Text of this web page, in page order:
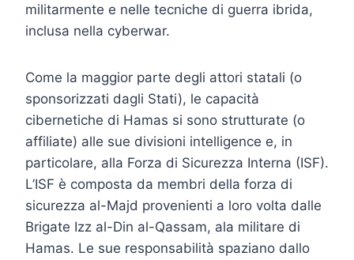
militarmente e nelle tecniche di guerra ibrida,
inclusa nella cyberwar.
Come la maggior parte degli attori statali (o
sponsorizzati dagli Stati), le capacità
cibernetiche di Hamas si sono strutturate (o
affiliate) alle sue divisioni intelligence e, in
particolare, alla Forza di Sicurezza Interna (ISF).
L’ISF è composta da membri della forza di
sicurezza al-Majd provenienti a loro volta dalle
Brigate Izz al-Din al-Qassam, ala militare di
Hamas. Le sue responsabilità spaziano dallo